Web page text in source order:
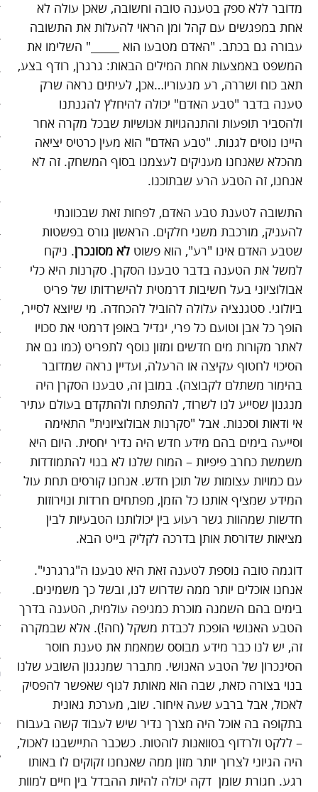
פוליטיקה
תחבורה
טורים
101 דרכים להאט את החיים
צעדים ראשונים בסלואו פוד
הרגלי זן
סיפורי האטה
כלכלה אנושית
להיות מגניבים בשקל תשעים
קיצור תולדות הזמן
קמפיינים
רק לא רשת
שני בשרי
חג השוטטות
ארכיון
פוסטים מומלצים
אודות
אודות האתר
ספרים מומלצים – רשימה
ספרים מומלצים – רשימה שניה
צור קשר
מדובר ללא ספק בטענה טובה וחשובה, שאכן עולה לא
אחת במפגשים עם קהל ומן הראוי להעלות את התשובה
עבורה גם בכתב. "האדם מטבעו הוא _____" השלימו את
המשפט באמצעות אחת המילים הבאות: גרגרן, רודף בצע,
תאב כוח ושררה, רע מנעוריו…אכן, לעיתים נראה שרק
טענה בדבר "טבע האדם" יכולה להיחלץ להגנתנו
ולהסביר תופעות והתנהגויות אנושיות שבכל מקרה אחר
היינו נוטים לגנות. "טבע האדם" הוא מעין כרטיס יציאה
מהכלא שאנחנו מעניקים לעצמנו בסוף המשחק. זה לא
אנחנו, זה הטבע הרע שבתוכנו.
התשובה לטענת טבע האדם, לפחות זאת שבכוונתי
להעניק, מורכבת משני חלקים. הראשון גורס בפשטות
שטבע האדם אינו "רע", הוא פשוטלא מסונכרן. ניקח
למשל את הטענה בדבר טבענו הסקרן. סקרנות היא כלי
אבולוציוני בעל חשיבות דרמטית להישרדותו של פריט
ביולוגי. סטגנציה עלולה להוביל להכחדה. מי שיוצא לסייר,
הופך כל אבן וטועם כל פרי, יגדיל באופן דרמטי את סכויו
לאתר מקורות מים חדשים ומזון נוסף לתפריט (כמו גם את
הסיכוי לחטוף עקיצה או הרעלה, ועדיין נראה שמדובר
בהימור משתלם לקבוצה). במובן זה, טבענו הסקרן היה
מנגנון שסייע לנו לשרוד, להתפתח ולהתקדם בעולם עתיר
אי ודאות וסכנות. אבל "סקרנות אבולוציונית" התאימה
וסייעה בימים בהם מידע חדש היה נדיר יחסית. היום היא
משמשת כחרב פיפיות – המוח שלנו לא בנוי להתמודדות
עם כמויות עצומות של תוכן חדש. אנחנו קורסים תחת עול
המידע שמציף אותנו כל הזמן, מפתחים חרדות ונוירוזות
חדשות שמהוות גשר רעוע בין יכולותנו הטבעיות לבין
מציאות שדורסת אותן בדרכה לקליק בייט הבא.
דוגמה טובה נוספת לטענה זאת היא טבענו ה"גרגרני".
אנחנו אוכלים יותר ממה שדרוש לנו, ובשל כך משמינים.
בימים בהם השמנה מוכרת כמגיפה עולמית, הטענה בדרך
הטבע האנושי הופכת לכבדת משקל (חה!). אלא שבמקרה
זה, יש לנו כבר מידע מבוסס שמאמת את טענת חוסר
הסינכרון של הטבע האנושי. מתברר שמנגנון השובע שלנו
בנוי בצורה כזאת, שבה הוא מאותת לגוף שאפשר להפסיק
לאכול, אבל ברבע שעה איחור. שוב, מערכת גאונית
בתקופה בה אוכל היה מצרך נדיר שיש לעבוד קשה בעבורו
– ללקט ולרדוף בסוואנות לוהטות. כשכבר התיישבנו לאכול,
היה הגיוני לצרוך יותר מזון ממה שאנחנו זקוקים לו באותו
רגע. חגורת שומן דקה יכולה להיות ההבדל בין חיים למוות